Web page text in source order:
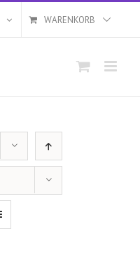
WARENKORB